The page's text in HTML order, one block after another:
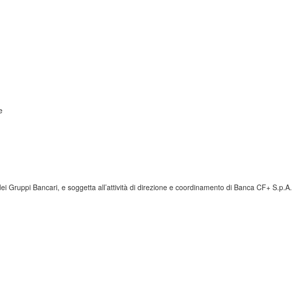
Gruppi Bancari, e soggetta all’attività di direzione e coordinamento di Banca CF+ S.p.A.